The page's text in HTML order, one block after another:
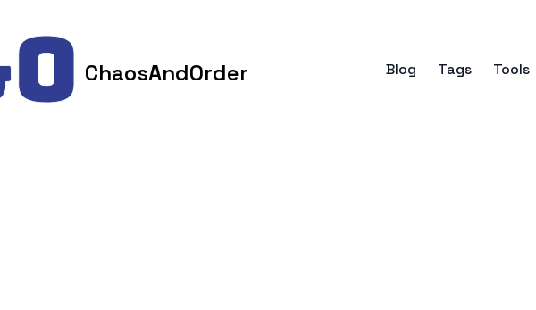
ChaosAndOrder Blog Tags Tools